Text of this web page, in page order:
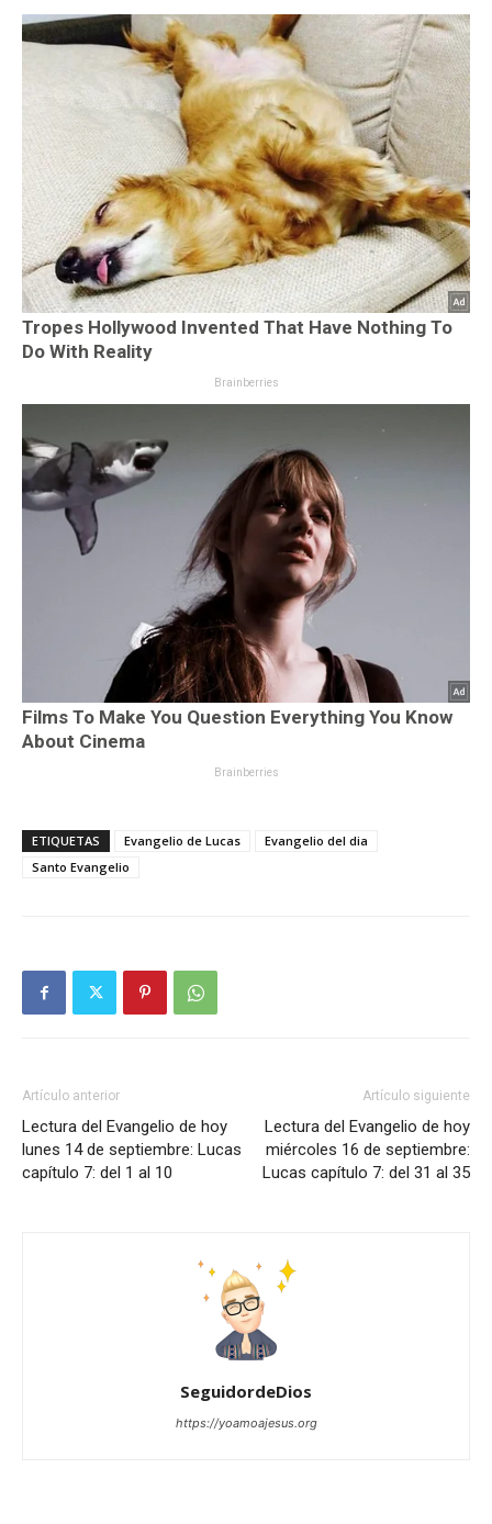
ETIQUETAS Evangelio de Lucas
Evangelio del dia
Santo Evangelio
Artículo anterior
Lectura del Evangelio de hoy
lunes 14 de septiembre: Lucas
capítulo 7: del 1 al 10
Artículo siguiente
Lectura del Evangelio de hoy
miércoles 16 de septiembre:
Lucas capítulo 7: del 31 al 35
SeguidordeDios
https://yoamoajesus.org